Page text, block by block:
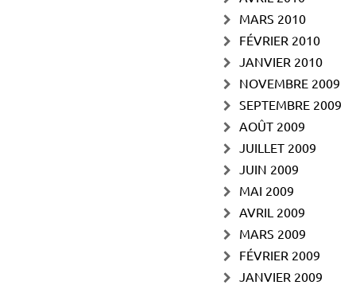
MARS 2010
FÉVRIER 2010
JANVIER 2010
NOVEMBRE 2009
SEPTEMBRE 2009
AOÛT 2009
JUILLET 2009
JUIN 2009
MAI 2009
AVRIL 2009
MARS 2009
FÉVRIER 2009
JANVIER 2009